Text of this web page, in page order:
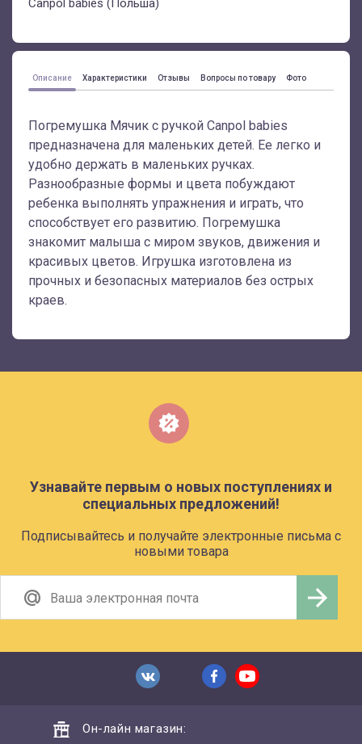
Canpol babies (Польша)
Описание Характеристики Отзывы Вопросы по товару Фото
Погремушка Мячик с ручкой Canpol babies
предназначена для маленьких детей. Ее легко и
удобно держать в маленьких ручках.
Разнообразные формы и цвета побуждают
ребенка выполнять упражнения и играть, что
способствует его развитию. Погремушка
знакомит малыша с миром звуков, движения и
красивых цветов. Игрушка изготовлена из
прочных и безопасных материалов без острых
краев.
Узнавайте первым о новых поступлениях и
специальных предложений!
Подписывайтесь и получайте электронные письма с
новыми товара
Он-лайн магазин: